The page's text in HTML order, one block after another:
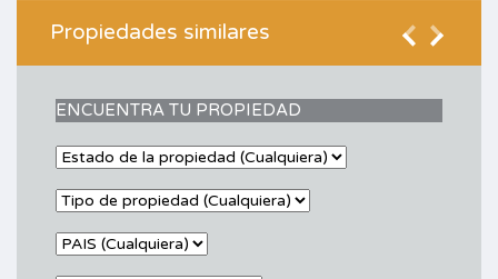
Propiedades similares
ENCUENTRA TU PROPIEDAD